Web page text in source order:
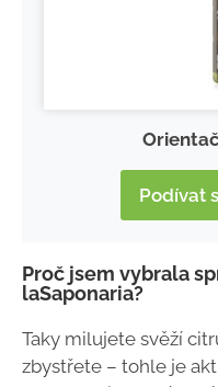
Podívat
Proč jsem vybrala
laSaponaria?
Taky milujete svěží
zbystřete – tohle je